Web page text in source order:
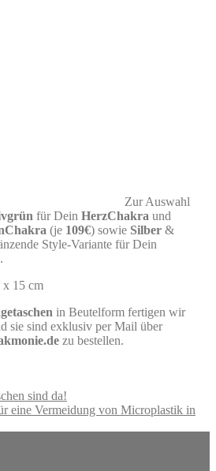
Zur Auswahl
für Dein HerzChakra und
(je 109€) sowie Silber &
Style-Variante für Dein
x 15 cm
in Beutelform fertigen wir
sie sind exklusiv per Mail über
zu bestellen.
sind da!
eine Vermeidung von Microplastik in